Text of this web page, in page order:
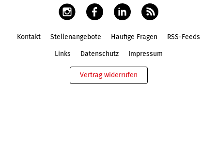
Kontakt Stellenangebote Häufige Fragen RSS-Feeds
Links Datenschutz Impressum
Vertrag widerrufen